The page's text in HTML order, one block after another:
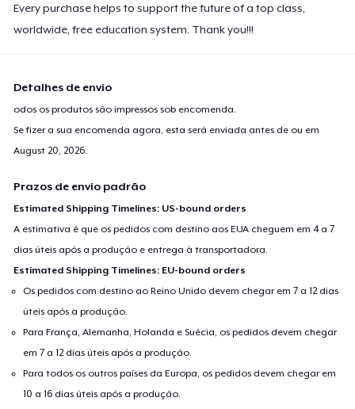
Every purchase helps to support the future of a top class,
worldwide, free education system. Thank you!!!
Detalhes de envio
odos os produtos são impressos sob encomenda.
Se fizer a sua encomenda agora, esta será enviada antes de ou em
August 20, 2026
Prazos de envio padrão
Estimated Shipping Timelines: US-bound orders
A estimativa é que os pedidos com destino aos EUA cheguem em 4 a 7
dias úteis após a produção e entrega à transportadora.
Estimated Shipping Timelines: EU-bound orders
Os pedidos com destino ao Reino Unido devem chegar em 7 a 12 dias
úteis após a produção.
Para França, Alemanha, Holanda e Suécia, os pedidos devem chegar
em 7 a 12 dias úteis após a produção.
Para todos os outros países da Europa, os pedidos devem chegar em
10 a 16 dias úteis após a produção.